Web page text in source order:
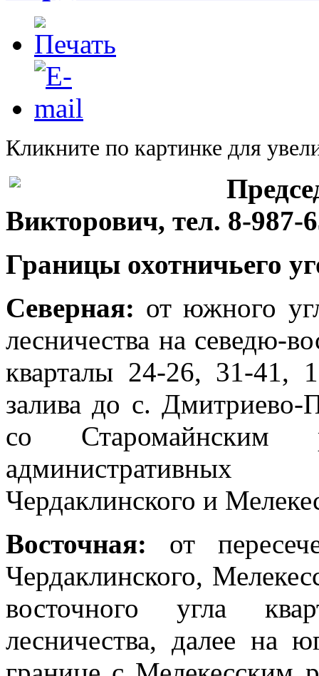
Кликните по картинке для
Викторович, тел. 8-987-
Границы охотничьего
Северная: от южного
лесничества на севедю-
кварталы 24-26, 31-41,
залива до с. Дмитриево-
со Старомайнским
административных
Чердаклинского и
Восточная: от
Чердаклинского,
восточного угла
лесничества, далее на